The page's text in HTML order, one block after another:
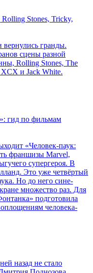
Stones, Tricky,
гранды.
сцены разной
Rolling Stones, The
XCX и Jack White.
гид по фильмам
«Человек-паук:
франшизы Marvel,
супергероя. В
Это уже четвёртый
Но до него сине-
множество раз. Для
подготовила
человека-
назад не стало